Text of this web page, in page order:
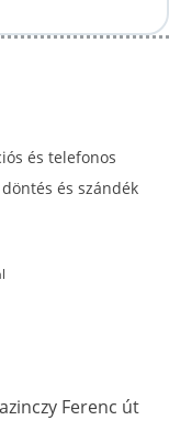
és telefonos
és szándék
Ferenc út